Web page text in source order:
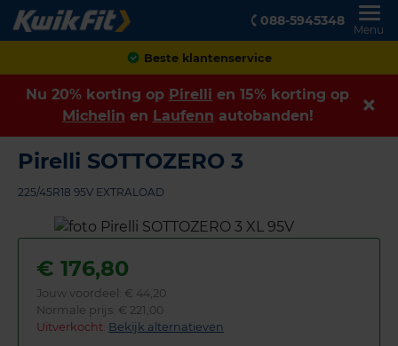
088-5945348
Menu
Achteraf betalen
Nu 20% korting op Pirelli en 15% korting op
Michelin en Laufenn autobanden!
Pirelli SOTTOZERO 3
225/45R18 95V EXTRALOAD
€ 176,80
Jouw voordeel: € 44,20
Normale prijs: € 221,00
Uitverkocht: Bekijk alternatieven